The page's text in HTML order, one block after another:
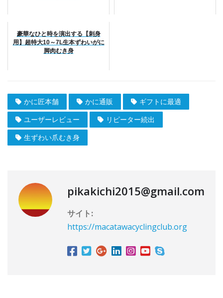
豪華なひと時を演出する【刺身
用】超特大10～7L生本ずわいがに
脚肉むき身
かに匠本舗 かに通販
ギフトに最適
ユーザーレビュー
リピーター続出
生ずわい爪むき身
pikakichi2015@gmail.com
サイト:
https://macatawacyclingclub.org